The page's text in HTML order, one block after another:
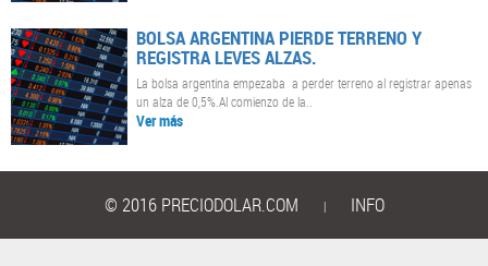
BOLSA ARGENTINA PIERDE TERRENO Y
REGISTRA LEVES ALZAS.
La bolsa argentina empezaba a perder terreno al registrar apenas
un alza de 0,5%.Al comienzo de la..
Ver más
© 2016 PRECIODOLAR.COM | INFO